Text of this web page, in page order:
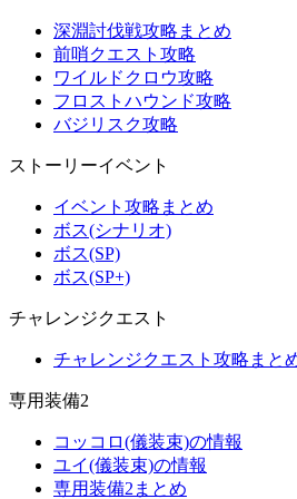
深淵討伐戦攻略まとめ
前哨クエスト攻略
ワイルドクロウ攻略
フロストハウンド攻略
バジリスク攻略
ストーリーイベント
イベント攻略まとめ
ボス(シナリオ)
ボス(SP)
ボス(SP+)
チャレンジクエスト
チャレンジクエスト攻略まと
専用装備2
コッコロ(儀装束)の情報
ユイ(儀装束)の情報
専用装備2まとめ